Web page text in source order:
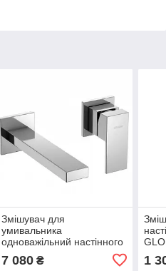
Змішувач для
умивальника
одноважільний настінного
монтажу VALVEX Ars хром
латунь 2420390
7 080₴ 1